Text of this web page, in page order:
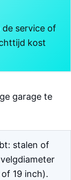
service of
kost
garage te
stalen of
19 inch).